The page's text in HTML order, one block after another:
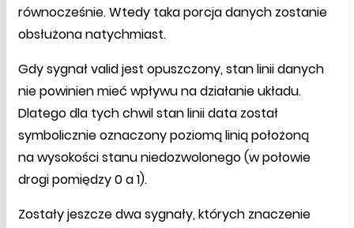
równocześnie. Wtedy taka porcja danych zostanie
obsłużona natychmiast.
Gdy sygnał valid jest opuszczony, stan linii danych
nie powinien mieć wpływu na działanie układu.
Dlatego dla tych chwil stan linii data został
symbolicznie oznaczony poziomą linią położoną
na wysokości stanu niedozwolonego (w połowie
drogi pomiędzy 0 a 1).
Zostały jeszcze dwa sygnały, których znaczenie